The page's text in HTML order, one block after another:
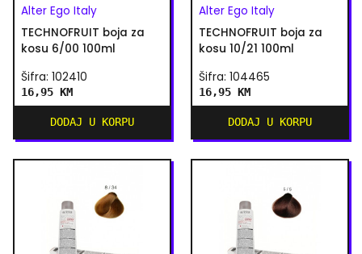
Alter Ego Italy
TECHNOFRUIT boja za
kosu 6/00 100ml
Šifra: 102410
16,95 KM
DODAJ U KORPU
Alter Ego Italy
TECHNOFRUIT boja za
kosu 10/21 100ml
Šifra: 104465
16,95 KM
DODAJ U KORPU